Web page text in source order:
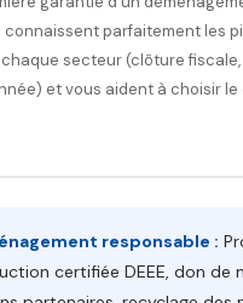
connaissent parfaitement les
secteur (clôture
et vous aident à choisir
responsable :
certifiée DEEE, don de